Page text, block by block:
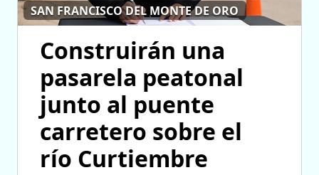
SAN FRANCISCO DEL MONTE DE ORO
Construirán una
pasarela peatonal
junto al puente
carretero sobre el
río Curtiembre